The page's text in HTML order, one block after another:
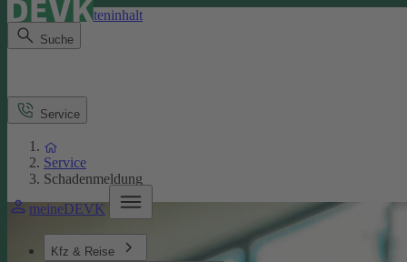
Direkt zum Seiteninhalt
Suche
meineDEVK
Kfz & Reise
Service
Service
Schadenmeldung